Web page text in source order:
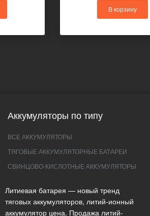
В корзину
Аккумуляторы по типу
ВСЕ АККУМУЛЯТОРЫ
ТЯГОВЫЕ АККУМУЛЯТОРНЫЕ БАТАРЕИ
СВИНЦОВО-КИСЛОТНЫЕ АККУМУЛЯТОРЫ
Литиевая батарея — новый тренд
тяговых аккумуляторов, литий-ионный
аккумулятор цена. Продажа литий-